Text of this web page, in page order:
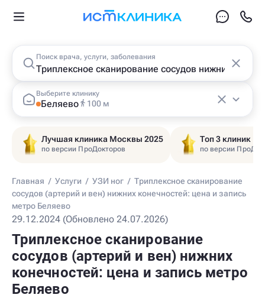
Поиск врача, услуги, заболевания
Выберите клинику
Беляево 100 м
Лучшая клиника Москвы 2025
по версии ПроДокторов
Топ 3 клиник
по версии
Главная / Услуги / УЗИ ног / Триплексное сканирование
сосудов (артерий и вен) нижних конечностей: цена и запись
метро Беляево
29.12.2024 (Обновлено 24.07.2026)
Триплексное сканирование
сосудов (артерий и вен) нижних
конечностей: цена и запись метро
Беляево